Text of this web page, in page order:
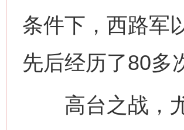
条件下，西路军
先后经历了80多
高台之战，尤